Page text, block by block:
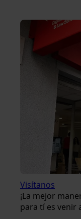
Visítanos
¡La mejor
para tí es venir